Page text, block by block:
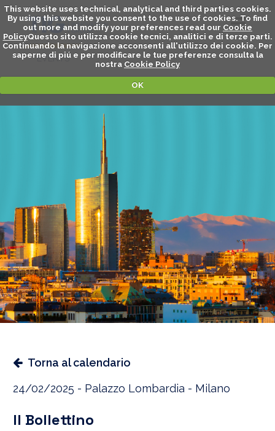
This website uses technical, analytical and third parties cookies.
By using this website you consent to the use of cookies. To find
out more and modify your preferences read our Cookie
PolicyQuesto sito utilizza cookie tecnici, analitici e di terze parti.
Continuando la navigazione acconsenti all'utilizzo dei cookie. Per
saperne di piú e per modificare le tue preferenze consulta la
nostra Cookie Policy
OK
EVENTS
Torna al calendario
24/02/2025 - Palazzo Lombardia - Milano
Il Bollettino